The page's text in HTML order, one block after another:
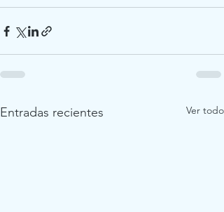
Entradas recientes Ver todo